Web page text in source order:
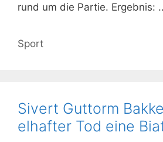
rund um die Partie. Ergebnis:
Kategorien
Sport
Sivert Guttorm
elhafter Tod eine